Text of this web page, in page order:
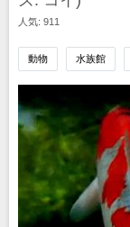
人気: 911
動物 水族館